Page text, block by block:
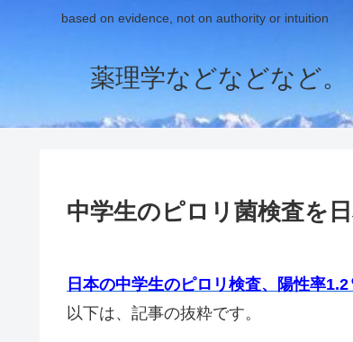
based on evidence, not on authority or intuition
薬理学などなどなど。
中学生のピロリ菌検査を
日本の中学生のピロリ検査、陽性率
以下は、記事の抜粋です。